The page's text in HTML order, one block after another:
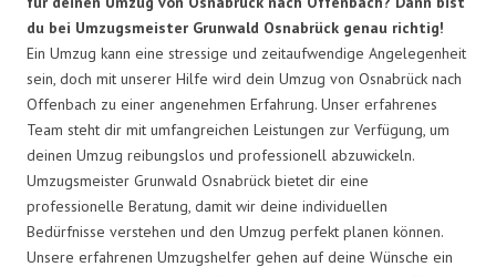
du bei Umzugsmeister Grunwald Osnabrück genau richtig!
Ein Umzug kann eine stressige und zeitaufwendige Angelegenheit
sein, doch mit unserer Hilfe wird dein Umzug von Osnabrück nach
Offenbach zu einer angenehmen Erfahrung. Unser erfahrenes
Team steht dir mit umfangreichen Leistungen zur Verfügung, um
deinen Umzug reibungslos und professionell abzuwickeln.
Umzugsmeister Grunwald Osnabrück bietet dir eine
professionelle Beratung, damit wir deine individuellen
Bedürfnisse verstehen und den Umzug perfekt planen können.
Unsere erfahrenen Umzugshelfer gehen auf deine Wünsche ein